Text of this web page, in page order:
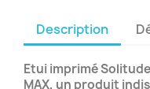
Description
Etui imprimé Solitude
MAX, un produit